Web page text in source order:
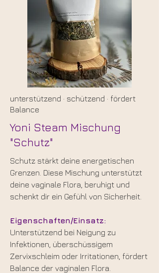
unterstützend · schützend · fördert
Balance
Yoni Steam Mischung
"Schutz"
​Schutz stärkt deine energetischen
Grenzen. Diese Mischung unterstützt
deine vaginale Flora, beruhigt und
schenkt dir ein Gefühl von Sicherheit.
Eigenschaften/Einsatz:
Unterstützend bei Neigung zu
Infektionen, überschüssigem
Zervixschleim oder Irritationen, fördert
Balance der vaginalen Flora.